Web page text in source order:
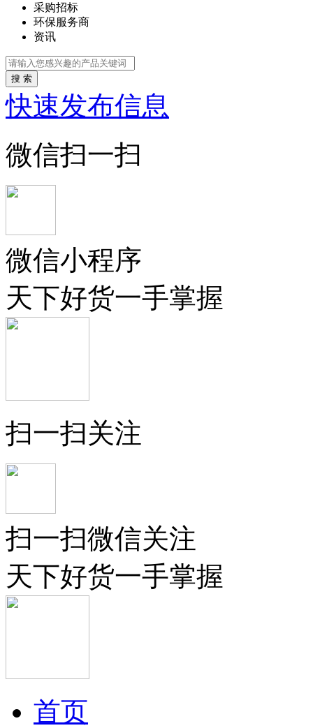
采购招标
环保服务商
资讯
搜 索
快速发布信息
微信扫一扫
微信小程序
天下好货一手掌握
扫一扫关注
扫一扫微信关注
天下好货一手掌握
首页